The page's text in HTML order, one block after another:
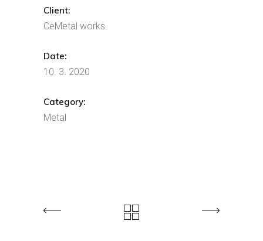
Client:
CeMetal works
Date:
10. 3. 2020
Category:
Metal